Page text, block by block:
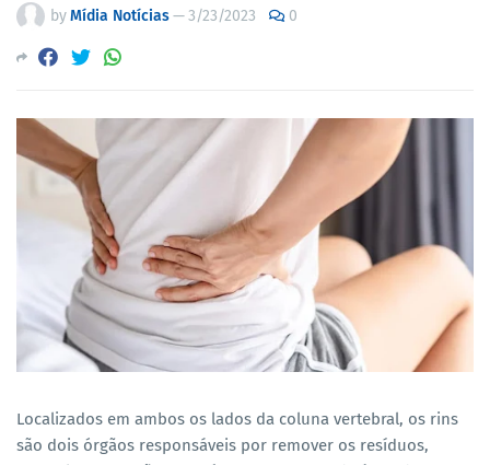
byMídia Notícias—3/23/2023 0
Localizados em ambos os lados da coluna vertebral, os rins
são dois órgãos responsáveis por remover os resíduos,